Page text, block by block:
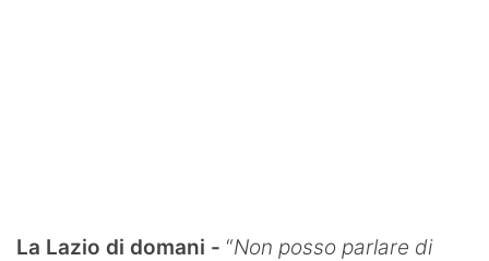
La Lazio di domani - “Non posso parlare di